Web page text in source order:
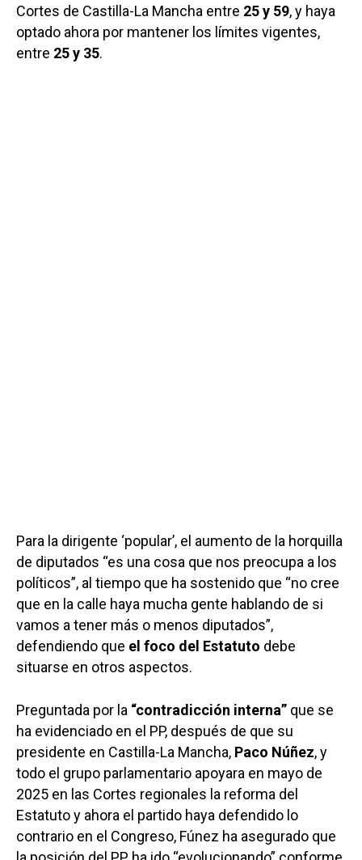
Cortes de Castilla-La Mancha entre 25 y 59, y haya
optado ahora por mantener los límites vigentes,
entre 25 y 35.
Para la dirigente ‘popular’, el aumento de la horquilla
de diputados “es una cosa que nos preocupa a los
políticos”, al tiempo que ha sostenido que “no cree
que en la calle haya mucha gente hablando de si
vamos a tener más o menos diputados”,
defendiendo que el foco del Estatuto debe
situarse en otros aspectos.
Preguntada por la “contradicción interna” que se
ha evidenciado en el PP, después de que su
presidente en Castilla-La Mancha, Paco Núñez, y
todo el grupo parlamentario apoyara en mayo de
2025 en las Cortes regionales la reforma del
Estatuto y ahora el partido haya defendido lo
contrario en el Congreso, Fúnez ha asegurado que